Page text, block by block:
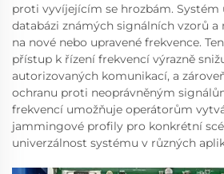
proti vyvíjejícím se hrozbám. Systém
databázi známých signálních vzorů a
na nové nebo upravené frekvence.
přístup k řízení frekvencí výrazně
autorizovaných komunikací, a
ochranu proti neoprávněným
frekvencí umožňuje operátorům
jammingové profily pro konkrétní
univerzálnost systému v různých